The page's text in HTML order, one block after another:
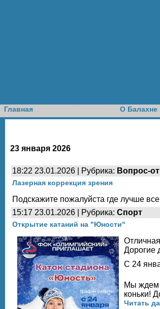
Главная О Балахне
23 января 2026
18:22 23.01.2026 | Рубрика: Вопрос-
Лазерная коррекция зрения
Подскажите пожалуйста где лучше
15:17 23.01.2026 | Рубрика: Спорт
Открытие катаний на "Юности"
Дорогие
С 24
Мы ждем
коньки!
Читать